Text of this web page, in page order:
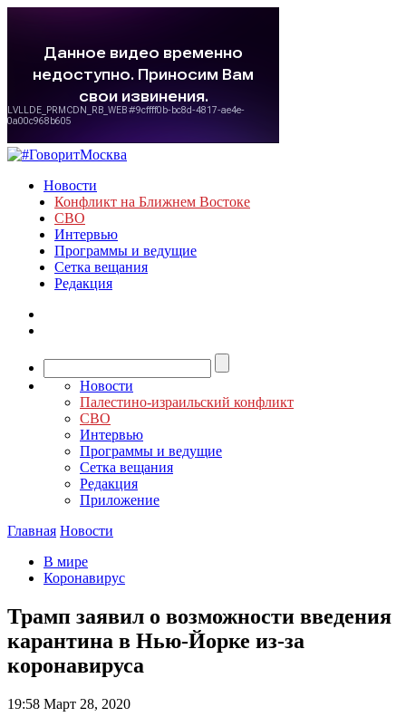
Новости
Конфликт на Ближнем Востоке
СВО
Интервью
Программы и ведущие
Сетка вещания
Редакция
Новости
Палестино-израильский конфликт
СВО
Интервью
Программы и ведущие
Сетка вещания
Редакция
Приложение
Главная Новости
В мире
Коронавирус
Трамп заявил о возможности введения
карантина в Нью-Йорке из-за
коронавируса
19:58 Март 28, 2020